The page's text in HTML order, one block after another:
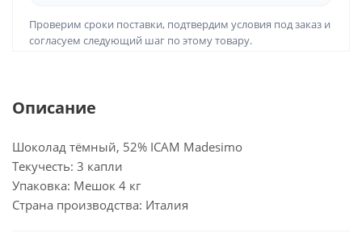
Проверим сроки поставки, подтвердим условия под заказ и
согласуем следующий шаг по этому товару.
Описание
Шоколад тёмный, 52% ICAM Madesimo
Текучесть: 3 капли
Упаковка: Мешок 4 кг
Страна производства: Италия